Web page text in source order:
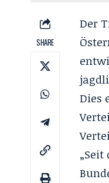
SHARE
Der
Dies